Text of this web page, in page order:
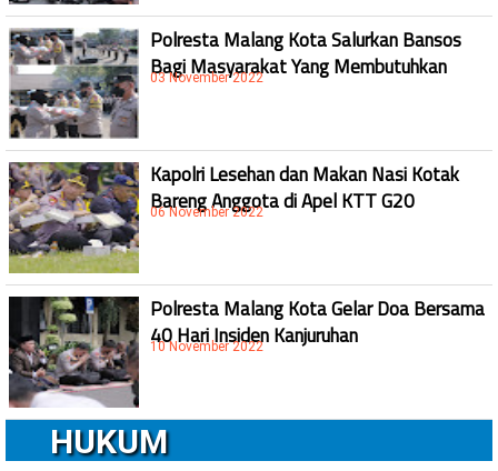
Polresta Malang Kota Salurkan Bansos
Bagi Masyarakat Yang Membutuhkan
03 November 2022
Kapolri Lesehan dan Makan Nasi Kotak
Bareng Anggota di Apel KTT G20
06 November 2022
Polresta Malang Kota Gelar Doa Bersama
40 Hari Insiden Kanjuruhan
10 November 2022
HUKUM